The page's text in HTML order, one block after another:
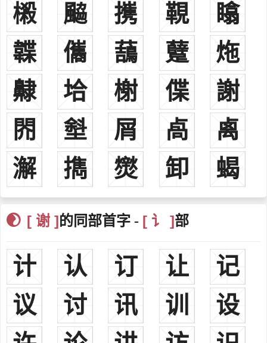
省委书记等职，现任中国社会科学院院长、党组书记
谢婉雯香港抗SARS而殉職的醫護人員
谢军中國大陸著名西洋棋棋手
谢震武臺灣著名律師兼任電視節目主持人
谢祖武臺灣男藝人
谢坤达臺灣男演員
谢佳见馬來西亞影帝、演員
谢娜中國女藝人
谢依霖台灣女藝人
谢天华香港藝人
谢安琪香港女歌手
谢子长陝北紅軍和蘇區創建人，中國工農紅軍傑出指揮員
之妻缪敏
谢有锡马来西亚画家，美术教育家，创办吉隆坡美术学院
郡望
《徐孝穆集笺注》六卷（陈徐陵撰、清朝吴兆宜注）记载了魏晋
樧
䬅 㩗 䩤
䁯
韘
儶 䕵 躠
炧
齂
垥 榭 偞
謝
䦏
㙦 屑 卨
禼
澥
擕 㸉 卸 蝎
[ 谢 ]的同部首字 - [ 讠 ]部
计 认 订 让
记
议
讨 讯 训
设